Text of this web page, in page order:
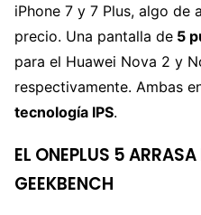
iPhone 7 y 7 Plus, algo de
precio. Una pantalla de 5
para el Huawei Nova 2 y
respectivamente. Ambas
tecnología IPS.
EL ONEPLUS 5
GEEKBENCH